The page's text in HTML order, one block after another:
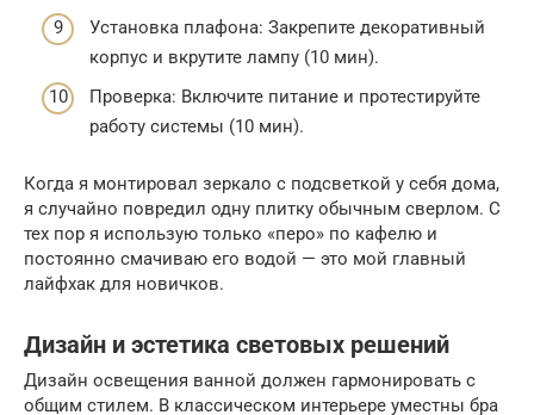
Установка плафона: Закрепите декоративный
корпус и вкрутите лампу (10 мин).
Проверка: Включите питание и протестируйте
работу системы (10 мин).
Когда я монтировал зеркало с подсветкой у себя дома,
я случайно повредил одну плитку обычным сверлом. С
тех пор я использую только «перо» по кафелю и
постоянно смачиваю его водой — это мой главный
лайфхак для новичков.
Дизайн и эстетика световых решений
Дизайн освещения ванной должен гармонировать с
общим стилем. В классическом интерьере уместны бра